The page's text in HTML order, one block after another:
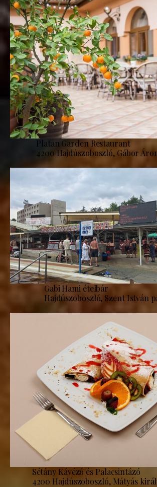
Platan Garden Restaurant
4200 Hajdúszoboszló, Gábor
Gabi Hami ételbár
Hajdúszoboszló, Szent István
Sétány Kávézó és Palacsintázó
4200 Hajdúszoboszló, Mátyás